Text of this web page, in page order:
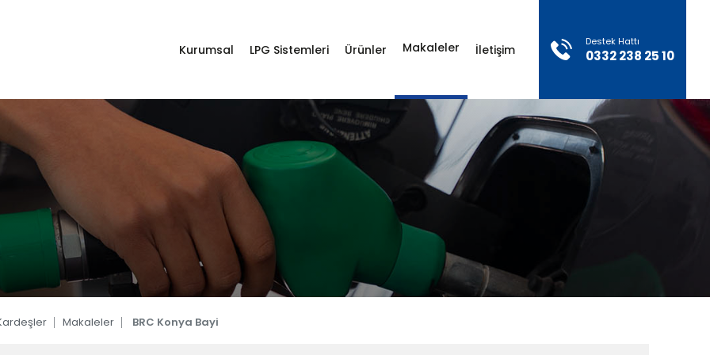
+905531433917
Sosyal Medya
Hesaplarımız Konum
LPG Sistemleri
Kurumsal LPG Sistemleri Ürünler Makaleler İletişim
Destek Hattı
0332 238 25 10
Otogaz Dönüşüm Ürünleri
Makaleler BRC Konya Bayi